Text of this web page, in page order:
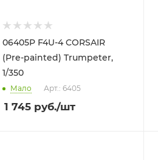
06405P F4U-4 CORSAIR
(Pre-painted) Trumpeter,
1/350
Мало Арт.: 6405
1 745 руб./шт